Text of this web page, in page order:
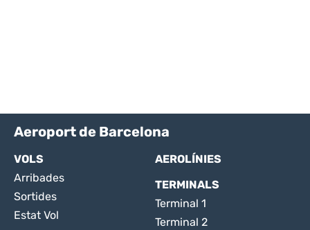
Aeroport de Barcelona
VOLS
Arribades
Sortides
Estat Vol
AEROLÍNIES
TERMINALS
Terminal 1
Terminal 2